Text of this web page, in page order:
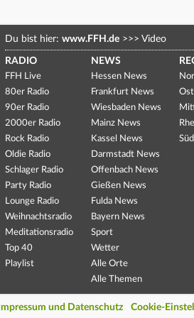
Du bist hier: www.FFH.de >>> Video
RADIO
FFH Live
80er Radio
90er Radio
2000er Radio
Rock Radio
Oldie Radio
Schlager Radio
Party Radio
Lounge Radio
Weihnachtsradio
Meditationsradio
Top 40
Playlist
NEWS
Hessen News
Frankfurt News
Wiesbaden News
Mainz News
Kassel News
Darmstadt News
Offenbach News
Gießen News
Fulda News
Bayern News
Sport
Wetter
Alle Orte
Alle Themen
Impressum und Datenschutz Cookie-